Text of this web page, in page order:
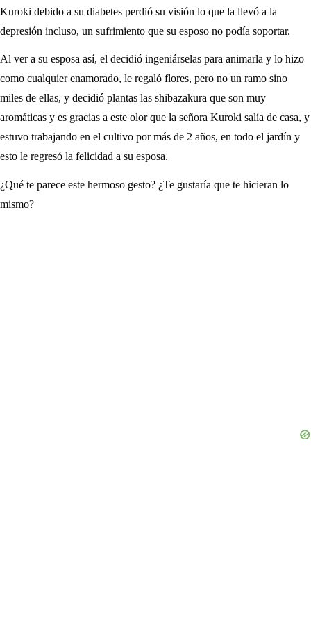
Kuroki debido a su diabetes perdió su visión lo que la llevó a la
depresión incluso, un sufrimiento que su esposo no podía soportar.
Al ver a su esposa así, el decidió ingeniárselas para animarla y lo hizo
como cualquier enamorado, le regaló flores, pero no un ramo sino
miles de ellas, y decidió plantas las shibazakura que son muy
aromáticas y es gracias a este olor que la señora Kuroki salía de casa, y
estuvo trabajando en el cultivo por más de 2 años, en todo el jardín y
esto le regresó la felicidad a su esposa.
¿Qué te parece este hermoso gesto? ¿Te gustaría que te hicieran lo
mismo?